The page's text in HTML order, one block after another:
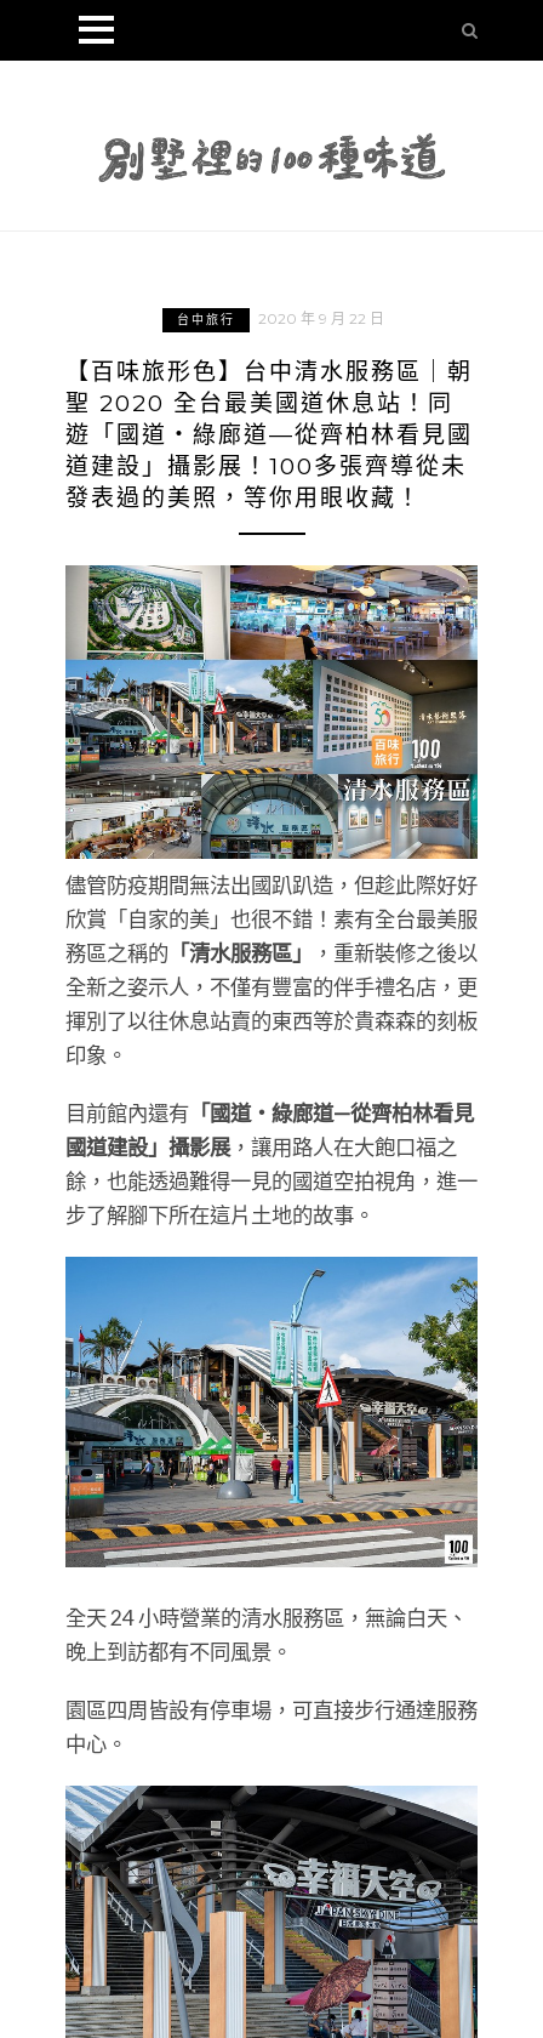
台中旅行 2020 年 9 月 22 日
【百味旅形色】台中清水服務區｜朝
聖 2020 全台最美國道休息站！同
遊「國道・綠廊道—從齊柏林看見國
道建設」攝影展！100多張齊導從未
發表過的美照，等你用眼收藏！
儘管防疫期間無法出國趴趴造，但趁此際好好
欣賞「自家的美」也很不錯！素有全台最美服
務區之稱的 「清水服務區」
，重新裝修之後以
全新之姿示人，不僅有豐富的伴手禮名店，更
揮別了以往休息站賣的東西等於貴森森的刻板
印象。
目前館內還有 「國道・綠廊道—從齊柏林看見
國道建設」攝影展，讓用路人在大飽口福之
餘，也能透過難得一見的國道空拍視角，進一
步了解腳下所在這片土地的故事。
全天 24 小時營業的清水服務區，無論白天、
晚上到訪都有不同風景。
園區四周皆設有停車場，可直接步行通達服務
中心。